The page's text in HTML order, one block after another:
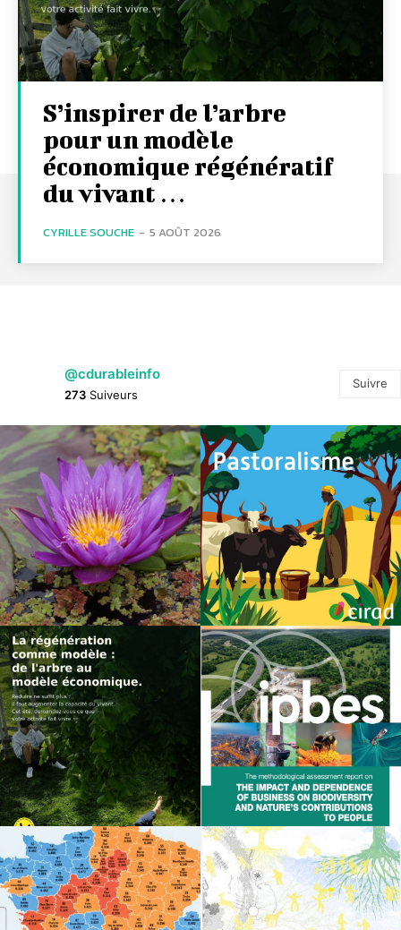
S’inspirer de l’arbre
pour un modèle
économique régénératif
du vivant …
CYRILLE SOUCHE - 5 AOÛT 2026
@cdurableinfo
273 Suiveurs
Suivre